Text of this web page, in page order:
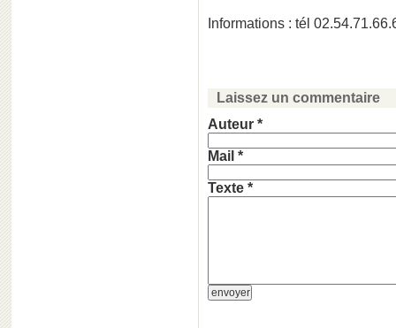
Informations : tél
Laissez un commentaire
Auteur *
Mail *
Texte *